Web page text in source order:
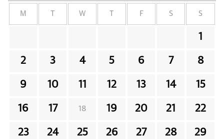
M W F S S
1
2 3 4 5 6 7 8
9 10 11 12 13 14 15
16 17 18 19 20 21 22
23 24 25 26 27 28 29